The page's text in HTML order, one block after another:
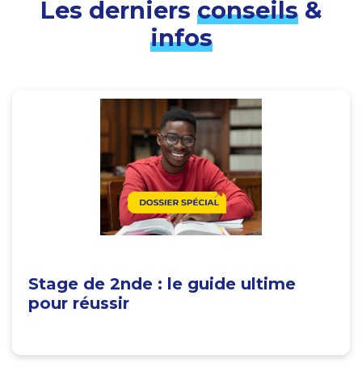
Les derniers conseils&
infos
Stage de 2nde : le guide ultime
pour réussir